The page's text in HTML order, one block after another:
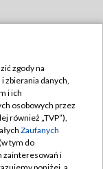
zgody na
zbierania danych,
i ich
osobowych przez
również „TVP”),
Zaufanych
tym do
zainteresowań i